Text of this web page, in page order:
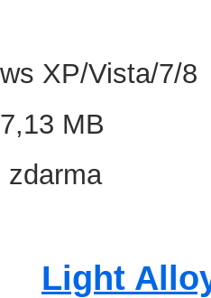
XP/Vista/7/8
7,13 MB
zdarma
Light